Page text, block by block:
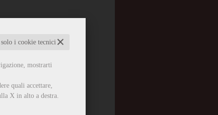
✕
i cookie tecnici
mostrarti
quali accettare,
X in alto a destra.